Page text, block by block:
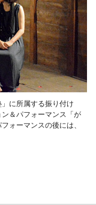
に所属する振り付け
＆パフォーマンス「が
ォーマンスの後には、